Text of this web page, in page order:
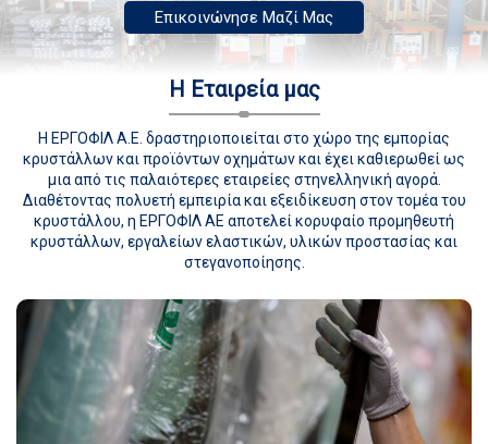
Επικοινώνησε Μαζί Μας
Η Εταιρεία μας
Η ΕΡΓΟΦΙΛ Α.Ε. δραστηριοποιείται στο χώρο της εμπορίας
κρυστάλλων και προϊόντων οχημάτων και έχει καθιερωθεί ως
μια από τις παλαιότερες εταιρείες στηνελληνική αγορά.
Διαθέτοντας πολυετή εμπειρία και εξειδίκευση στον τομέα του
κρυστάλλου, η ΕΡΓΟΦΙΛ ΑΕ αποτελεί κορυφαίο προμηθευτή
κρυστάλλων, εργαλείων ελαστικών, υλικών προστασίας και
στεγανοποίησης.